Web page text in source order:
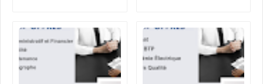
Akdital Casablanca,
Électromécaniciens et
Électriciens Agadir et Oujda –
Postulez maintenant
Logistique Intérim et
Ingénieur Qualité Système
IATF Tanger – Postulez
maintenant